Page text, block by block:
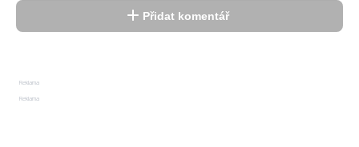
Přidat komentář
Reklama
Reklama